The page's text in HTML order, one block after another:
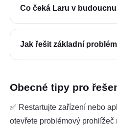
Co čeká Laru v
Jak řešit základní
Obecné tipy pro
✅ Restartujte zařízení nebo
otevřete problémový